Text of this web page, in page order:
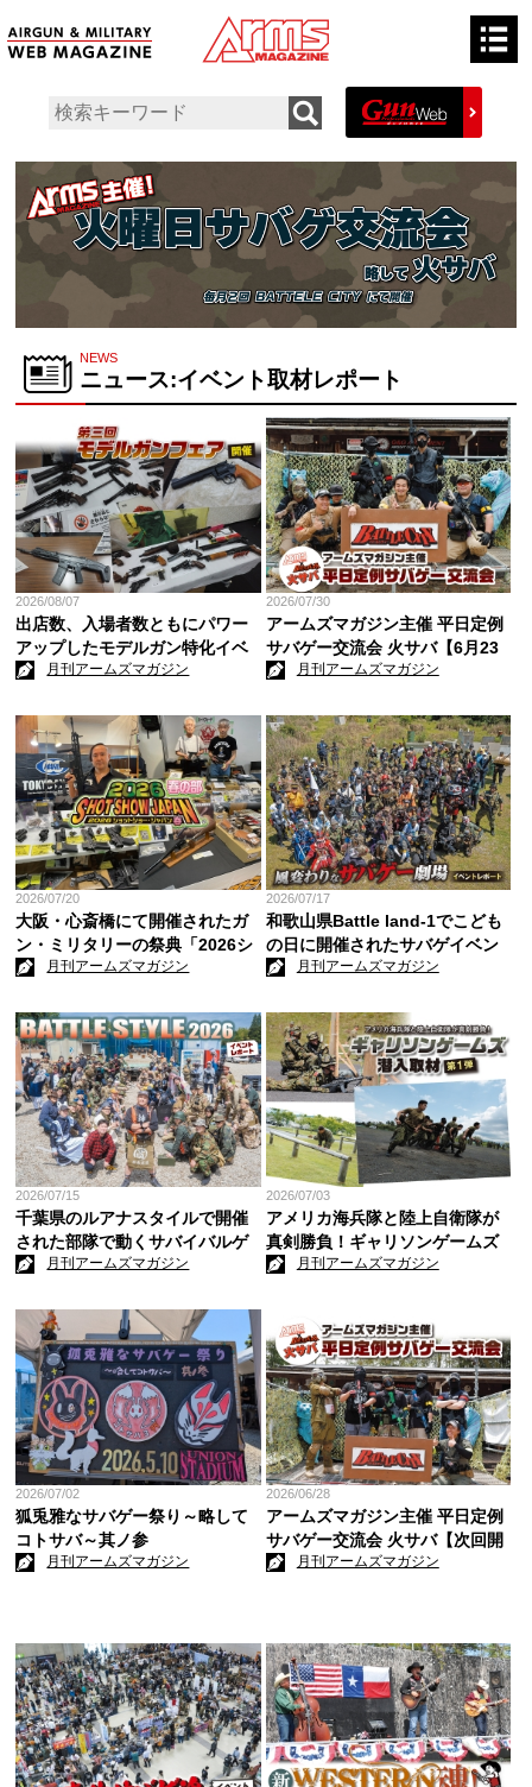
NEWS
ニュース:イベント取材レポート
2026/08/07
出店数、入場者数ともにパワー
アップしたモデルガン特化イベ
ント「第3回モデルガンフェア」
月刊アームズマガジン
2026/07/30
アームズマガジン主催 平日定例
サバゲー交流会 火サバ【6月23
日開催】月刊アームズマガジン
2026/07/20
大阪・心斎橋にて開催されたガ
ン・ミリタリーの祭典「2026シ
ョットショージャパン春の部」
月刊アームズマガジン
2026/07/17
和歌山県Battle land-1でこども
の日に開催されたサバゲイベン
ト「風変わりなサバゲー劇場」
月刊アームズマガジン
2026/07/15
千葉県のルアナスタイルで開催
された部隊で動くサバイバルゲ
ーム「BATTLE STYLE 2026」
月刊アームズマガジン
2026/07/03
アメリカ海兵隊と陸上自衛隊が
真剣勝負！ギャリソンゲームズ
潜入取材 第1弾
月刊アームズマガジン
2026/07/02
狐兎雅なサバゲー祭り～略して
コトサバ～其ノ参
月刊アームズマガジン
2026/06/28
アームズマガジン主催 平日定例
サバゲー交流会 火サバ【次回開
催は7/28(火)です】
月刊アームズマガジン